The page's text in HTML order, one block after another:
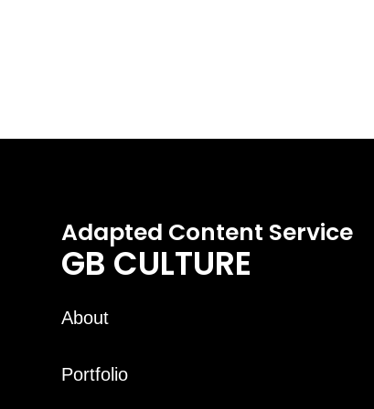
Adapted Content Service
GB CULTURE
About
Portfolio